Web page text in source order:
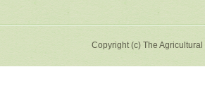
Copyright (c) The